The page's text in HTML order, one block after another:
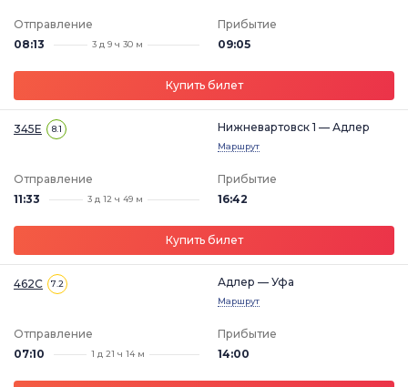
Отправление
08:13
3 д 9 ч 30 м
Прибытие
09:05
Купить билет
345Е 8.1 Нижневартовск 1 — Адлер
Маршрут
Отправление
11:33
3 д 12 ч 49 м
Прибытие
16:42
Купить билет
462С 7.2 Адлер — Уфа
Маршрут
Отправление
07:10
1 д 21 ч 14 м
Прибытие
14:00